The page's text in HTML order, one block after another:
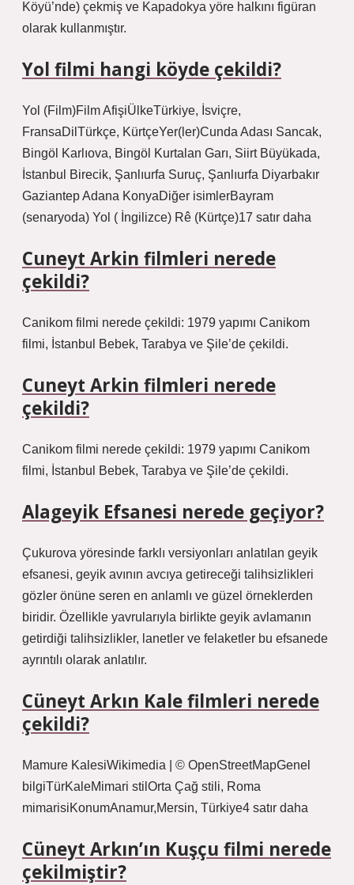
Köyü’nde) çekmiş ve Kapadokya yöre halkını figüran
olarak kullanmıştır.
Yol filmi hangi köyde çekildi?
Yol (Film)Film AfişiÜlkeTürkiye, İsviçre,
FransaDilTürkçe, KürtçeYer(ler)Cunda Adası Sancak,
Bingöl Karlıova, Bingöl Kurtalan Garı, Siirt Büyükada,
İstanbul Birecik, Şanlıurfa Suruç, Şanlıurfa Diyarbakır
Gaziantep Adana KonyaDiğer isimlerBayram
(senaryoda) Yol ( İngilizce) Rê (Kürtçe)17 satır daha
Cuneyt Arkin filmleri nerede
çekildi?
Canikom filmi nerede çekildi: 1979 yapımı Canikom
filmi, İstanbul Bebek, Tarabya ve Şile’de çekildi.
Cuneyt Arkin filmleri nerede
çekildi?
Canikom filmi nerede çekildi: 1979 yapımı Canikom
filmi, İstanbul Bebek, Tarabya ve Şile’de çekildi.
Alageyik Efsanesi nerede geçiyor?
Çukurova yöresinde farklı versiyonları anlatılan geyik
efsanesi, geyik avının avcıya getireceği talihsizlikleri
gözler önüne seren en anlamlı ve güzel örneklerden
biridir. Özellikle yavrularıyla birlikte geyik avlamanın
getirdiği talihsizlikler, lanetler ve felaketler bu efsanede
ayrıntılı olarak anlatılır.
Cüneyt Arkın Kale filmleri nerede
çekildi?
Mamure KalesiWikimedia | © OpenStreetMapGenel
bilgiTürKaleMimari stilOrta Çağ stili, Roma
mimarisiKonumAnamur,Mersin, Türkiye4 satır daha
Cüneyt Arkın’ın Kuşçu filmi nerede
çekilmiştir?